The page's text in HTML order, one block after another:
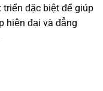
đặc biệt để giúp
hiện đại và đẳng